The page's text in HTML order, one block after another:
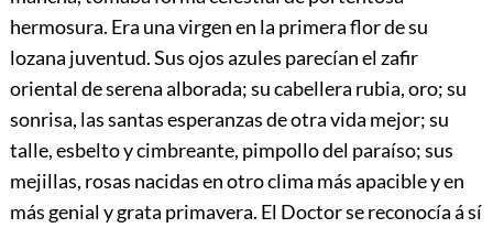
hermosura. Era una virgen en la primera flor de su
lozana juventud. Sus ojos azules parecían el zafir
oriental de serena alborada; su cabellera rubia, oro; su
sonrisa, las santas esperanzas de otra vida mejor; su
talle, esbelto y cimbreante, pimpollo del paraíso; sus
mejillas, rosas nacidas en otro clima más apacible y en
más genial y grata primavera. El Doctor se reconocía á sí